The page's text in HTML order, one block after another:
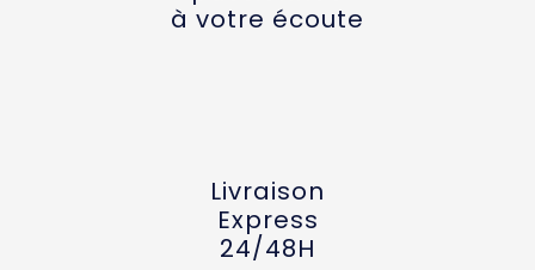
à votre écoute
Livraison
Express
24/48H